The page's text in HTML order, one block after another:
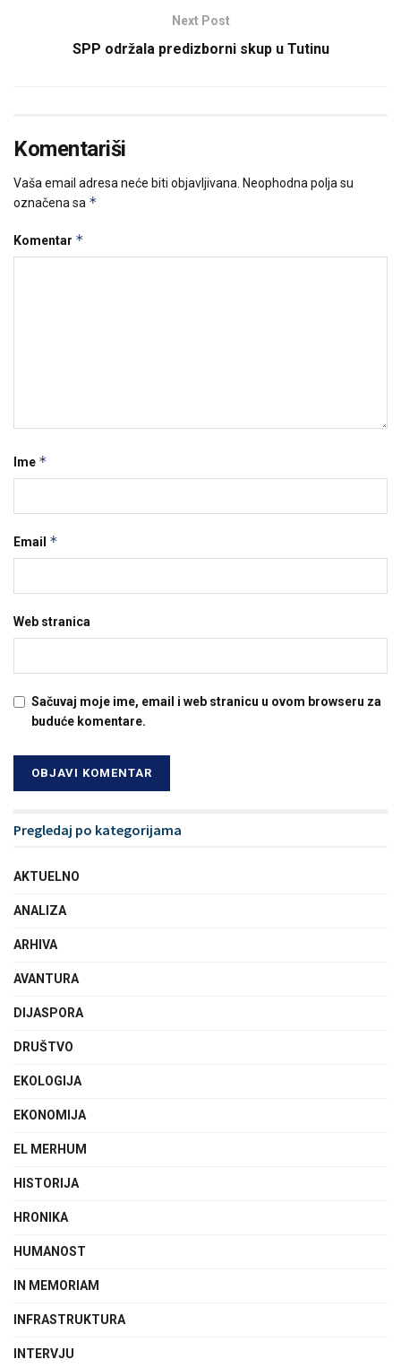
Next Post
SPP održala predizborni skup u Tutinu
Komentariši
Vaša email adresa neće biti objavljivana. Neophodna polja su
označena sa *
Komentar *
Ime *
Email *
Web stranica
Sačuvaj moje ime, email i web stranicu u ovom browseru za
buduće komentare.
Pregledaj po kategorijama
AKTUELNO
ANALIZA
ARHIVA
AVANTURA
DIJASPORA
DRUŠTVO
EKOLOGIJA
EKONOMIJA
EL MERHUM
HISTORIJA
HRONIKA
HUMANOST
IN MEMORIAM
INFRASTRUKTURA
INTERVJU